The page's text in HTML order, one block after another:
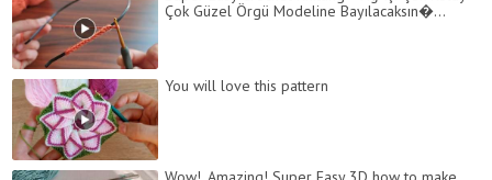
Çok Güzel Örgü Modeline Bayılacaksın�...
You will love this pattern